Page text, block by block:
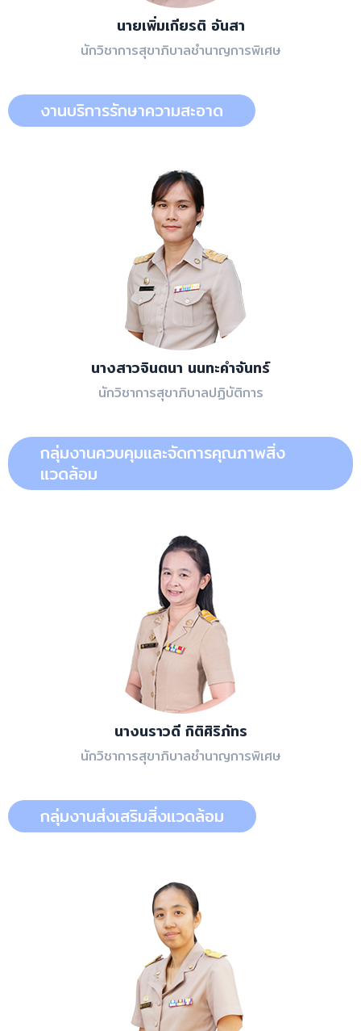
นายเพิ่มเกียรติ อันสา
นักวิชาการสุขาภิบาลชำนาญการพิเศษ
งานบริการรักษาความสะอาด
นางสาวจินตนา นนทะคำจันทร์
นักวิชาการสุขาภิบาลปฏิบัติการ
กลุ่มงานควบคุมและจัดการคุณภาพสิ่ง
แวดล้อม
นางนราวดี กิติศิริภัทร
นักวิชาการสุขาภิบาลชำนาญการพิเศษ
กลุ่มงานส่งเสริมสิ่งแวดล้อม